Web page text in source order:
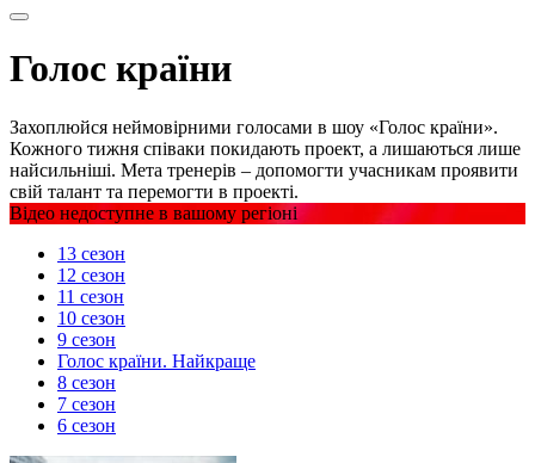
Голос країни
Захоплюйся неймовірними голосами в шоу «Голос країни».
Кожного тижня співаки покидають проект, а лишаються лише
найсильніші. Мета тренерів – допомогти учасникам проявити
свій талант та перемогти в проекті.
Відео недоступне в вашому регіоні
13 сезон
12 сезон
11 сезон
10 сезон
9 сезон
Голос країни. Найкраще
8 сезон
7 сезон
6 сезон